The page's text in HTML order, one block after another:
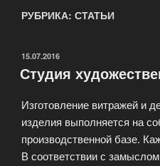
РУБРИКА: СТАТЬИ
ОПУБЛИКОВАНО
15.07.2016
Студия
Изготовление витражей и
изделия выполняется на
производственной базе.
В соответствии с